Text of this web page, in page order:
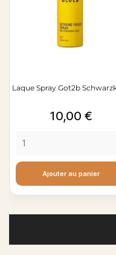
Laque Spray Got2b
Prix
10,00 €
Ajouter au panier